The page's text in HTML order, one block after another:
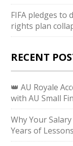
FIFA pledges to
rights plan
RECENT
👑 AU Royale
with AU Small
Why Your
Years of